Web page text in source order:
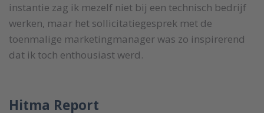
instantie zag ik mezelf niet bij een technisch bedrijf
werken, maar het sollicitatiegesprek met de
toenmalige marketingmanager was zo inspirerend
dat ik toch enthousiast werd.
Hitma Report